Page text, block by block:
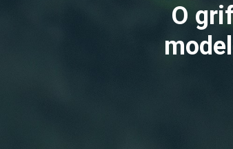
O